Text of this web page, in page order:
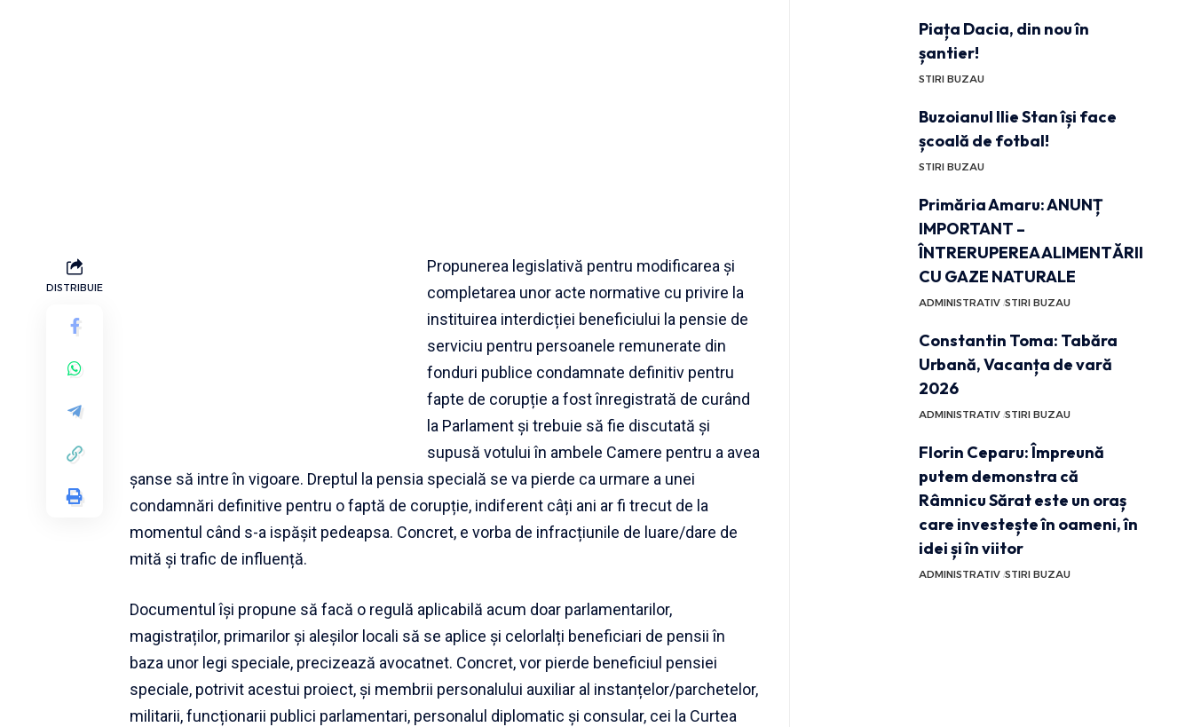
DISTRIBUIE
Propunerea legislativă pentru modificarea și
completarea unor acte normative cu privire la
instituirea interdicției beneficiului la pensie de
serviciu pentru persoanele remunerate din
fonduri publice condamnate definitiv pentru
fapte de corupție a fost înregistrată de curând
la Parlament și trebuie să fie discutată și
supusă votului în ambele Camere pentru a avea
șanse să intre în vigoare. Dreptul la pensia specială se va pierde ca urmare a unei
condamnări definitive pentru o faptă de corupție, indiferent câți ani ar fi trecut de la
momentul când s-a ispășit pedeapsa. Concret, e vorba de infracțiunile de luare/dare de
mită și trafic de influență.
Documentul își propune să facă o regulă aplicabilă acum doar parlamentarilor,
magistraților, primarilor și aleșilor locali să se aplice și celorlalți beneficiari de pensii în
baza unor legi speciale, precizează avocatnet. Concret, vor pierde beneficiul pensiei
speciale, potrivit acestui proiect, și membrii personalului auxiliar al instanțelor/parchetelor,
militarii, funcționarii publici parlamentari, personalul diplomatic și consular, cei la Curtea
Piața Dacia, din nou în
șantier!
STIRI BUZAU
Buzoianul Ilie Stan își face
școală de fotbal!
STIRI BUZAU
Primăria Amaru: ANUNȚ
IMPORTANT –
ÎNTRERUPEREA ALIMENTĂRII
CU GAZE NATURALE
ADMINISTRATIV STIRI BUZAU
Constantin Toma: Tabăra
Urbană, Vacanța de vară
2026
ADMINISTRATIV STIRI BUZAU
Florin Ceparu: Împreună
putem demonstra că
Râmnicu Sărat este un oraș
care investește în oameni, în
idei și în viitor
ADMINISTRATIV STIRI BUZAU